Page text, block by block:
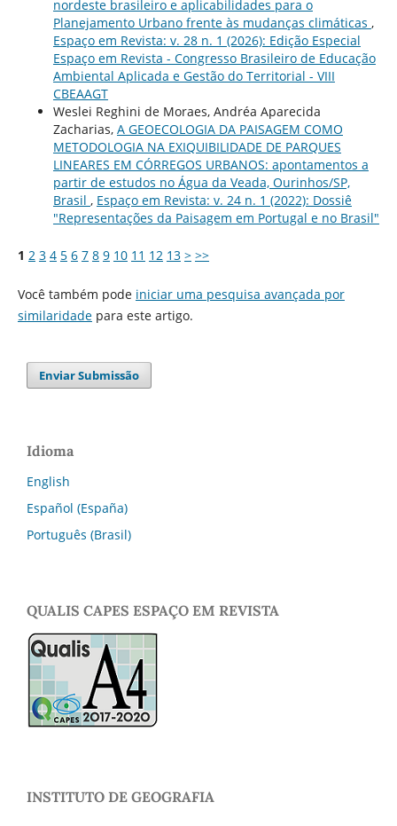
nordeste brasileiro e aplicabilidades para o
Planejamento Urbano frente às mudanças climáticas ,
Espaço em Revista: v. 28 n. 1 (2026): Edição Especial
Espaço em Revista - Congresso Brasileiro de Educação
Ambiental Aplicada e Gestão do Territorial - VIII
CBEAAGT
Weslei Reghini de Moraes, Andréa Aparecida
Zacharias, A GEOECOLOGIA DA PAISAGEM COMO
METODOLOGIA NA EXIQUIBILIDADE DE PARQUES
LINEARES EM CÓRREGOS URBANOS: apontamentos a
partir de estudos no Água da Veada, Ourinhos/SP,
Brasil , Espaço em Revista: v. 24 n. 1 (2022): Dossiê
"Representações da Paisagem em Portugal e no Brasil"
1 2 3 4 5 6 7 8 9 10 11 12 13 > >>
Você também pode iniciar uma pesquisa avançada por
similaridadepara este artigo.
Enviar Submissão
Idioma
English
Español (España)
Português (Brasil)
QUALIS CAPES ESPAÇO EM REVISTA
INSTITUTO DE GEOGRAFIA